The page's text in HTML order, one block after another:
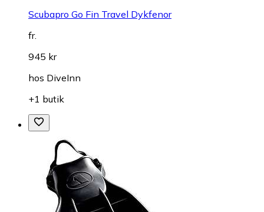
Scubapro Go Fin Travel Dykfenor
fr.
945 kr
hos DiveInn
+1 butik